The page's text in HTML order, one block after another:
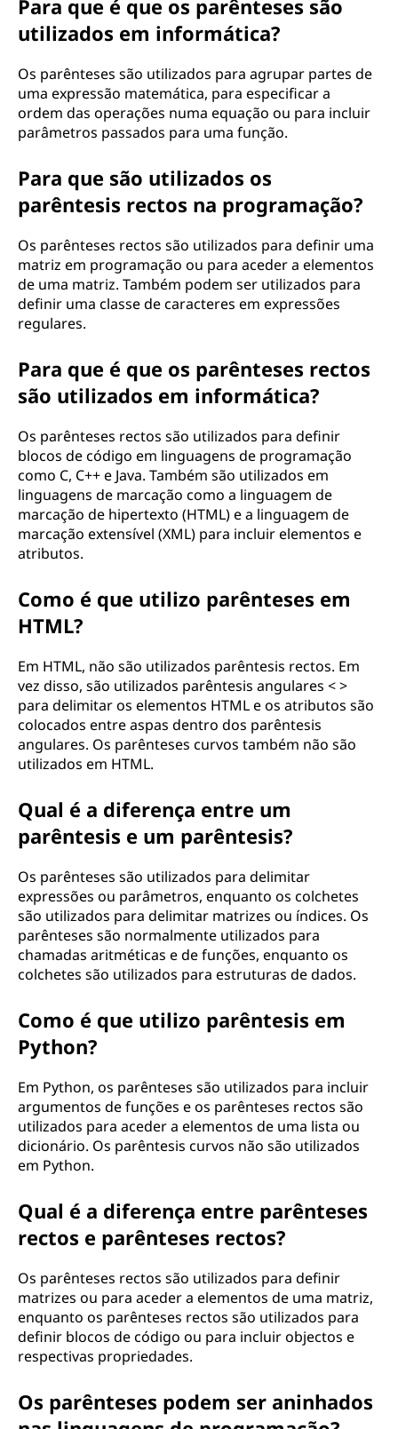
Para que é que os parênteses são
utilizados em informática?
Os parênteses são utilizados para agrupar partes de
uma expressão matemática, para especificar a
ordem das operações numa equação ou para incluir
parâmetros passados para uma função.
Para que são utilizados os
parêntesis rectos na programação?
Os parênteses rectos são utilizados para definir uma
matriz em programação ou para aceder a elementos
de uma matriz. Também podem ser utilizados para
definir uma classe de caracteres em expressões
regulares.
Para que é que os parênteses rectos
são utilizados em informática?
Os parênteses rectos são utilizados para definir
blocos de código em linguagens de programação
como C, C++ e Java. Também são utilizados em
linguagens de marcação como a linguagem de
marcação de hipertexto (HTML) e a linguagem de
marcação extensível (XML) para incluir elementos e
atributos.
Como é que utilizo parênteses em
HTML?
Em HTML, não são utilizados parêntesis rectos. Em
vez disso, são utilizados parêntesis angulares < >
para delimitar os elementos HTML e os atributos são
colocados entre aspas dentro dos parêntesis
angulares. Os parênteses curvos também não são
utilizados em HTML.
Qual é a diferença entre um
parêntesis e um parêntesis?
Os parênteses são utilizados para delimitar
expressões ou parâmetros, enquanto os colchetes
são utilizados para delimitar matrizes ou índices. Os
parênteses são normalmente utilizados para
chamadas aritméticas e de funções, enquanto os
colchetes são utilizados para estruturas de dados.
Como é que utilizo parêntesis em
Python?
Em Python, os parênteses são utilizados para incluir
argumentos de funções e os parênteses rectos são
utilizados para aceder a elementos de uma lista ou
dicionário. Os parêntesis curvos não são utilizados
em Python.
Qual é a diferença entre parênteses
rectos e parênteses rectos?
Os parênteses rectos são utilizados para definir
matrizes ou para aceder a elementos de uma matriz,
enquanto os parênteses rectos são utilizados para
definir blocos de código ou para incluir objectos e
respectivas propriedades.
Os parênteses podem ser aninhados